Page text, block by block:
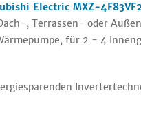
Electric MXZ-
, Terrassen- oder
für 2 - 4